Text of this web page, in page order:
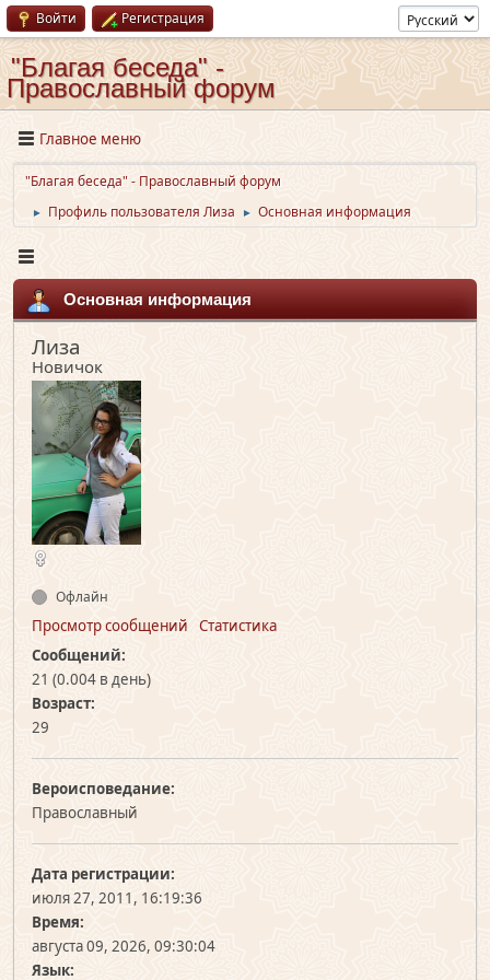
Войти Регистрация
"Благая беседа" -
Православный форум
Главное меню
"Благая беседа" - Православный форум
► Профиль пользователя Лиза ► Основная информация
Основная информация
Лиза
Новичок
Офлайн
Просмотр сообщений
Статистика
Сообщений:
21 (0.004 в день)
Возраст:
29
Вероисповедание:
Православный
Дата регистрации:
июля 27, 2011, 16:19:36
Время:
августа 09, 2026, 09:30:04
Язык: